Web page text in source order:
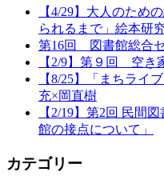
【4/29】大人のため
られるまで」絵本研
第16回 図書館総合
【2/9】第９回 空き
【8/25】「まちライ
充×岡直樹
【2/19】第2回 民間
館の接点について」
カテゴリー